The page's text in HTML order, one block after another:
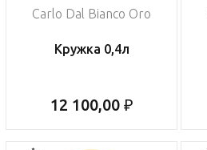
Carlo Dal Bianco Oro
Кружка 0,4л
12 100,00 ₽